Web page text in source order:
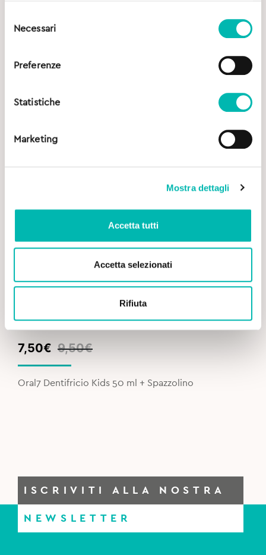
delNecessari
Preferenze
Statistiche
Marketing
Mostra dettagli
Accetta tutti
Accetta selezionati
Rifiuta
9,50€
Original
price
was:
9,50€.
7,50€
Current
price
is:
7,50€.
Oral7 Dentifricio Kids 50 ml + Spazzolino
ISCRIVITI ALLA NOSTRA
NEWSLETTER